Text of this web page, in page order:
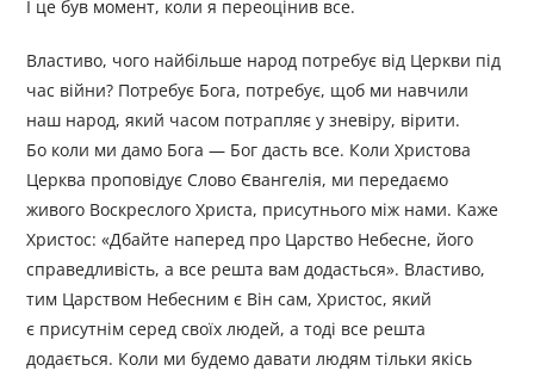
І це був момент, коли я переоцінив все.
Властиво, чого найбільше народ потребує від Церкви під
час війни? Потребує Бога, потребує, щоб ми навчили
наш народ, який часом потрапляє у зневіру, вірити.
Бо коли ми дамо Бога — Бог дасть все. Коли Христова
Церква проповідує Слово Євангелія, ми передаємо
живого Воскреслого Христа, присутнього між нами. Каже
Христос: «Дбайте наперед про Царство Небесне, його
справедливість, а все решта вам додасться». Властиво,
тим Царством Небесним є Він сам, Христос, який
є присутнім серед своїх людей, а тоді все решта
додається. Коли ми будемо давати людям тільки якісь